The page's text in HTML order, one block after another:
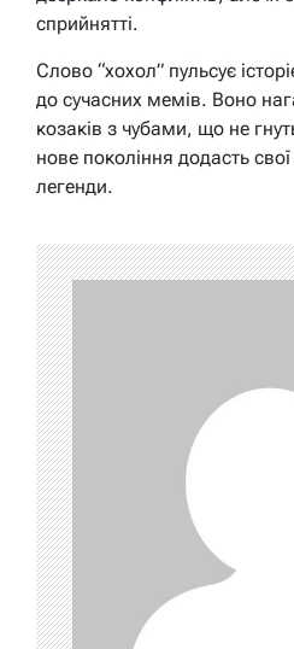
сприйнятті.
Слово “хохол” пульсує
до сучасних мемів. Воно
козаків з чубами, що не
нове покоління додасть
легенди.